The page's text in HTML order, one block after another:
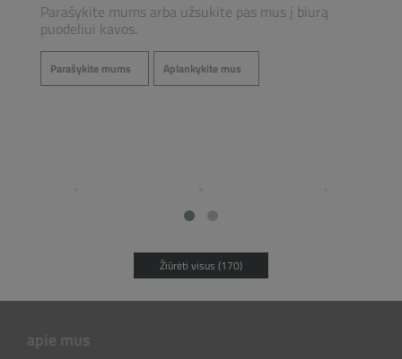
Parašykite mums arba užsukite pas mus į biurą
puodeliui kavos.
Parašykite mums Aplankykite mus
Žiūrėti visus (170)